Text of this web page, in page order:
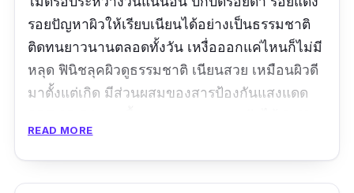
รอยปัญหาผิวให้เรียบเนียนได้อย่างเป็นธรรมชาติ
ติดทนยาวนานตลอดทั้งวัน เหงื่อออกแค่ไหนก็ไม่มี
หลุด ฟินิชลุคผิวดูธรรมชาติ เนียนสวย เหมือนผิวดี
มาตั้งแต่เกิด มีส่วนผสมของสารป้องกันแสงแดด
ชั่วโมง มีส่วนผสมของสารบำรุงจากพืชและวิตามิน
อี ช่วยลดการอักเสบของสิว ช่วยชะลอการเสื่อม
สภาพของผิว ไม่มีสารอันตรายต่อผิว ผิวแพ้ง่ายและ
READ MORE